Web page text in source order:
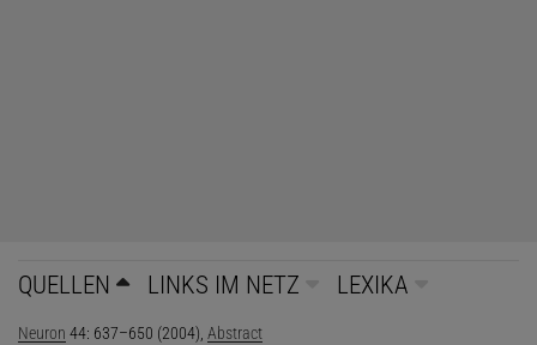
QUELLEN LINKS IM NETZ LEXIKA
Neuron 44: 637–650 (2004), Abstract